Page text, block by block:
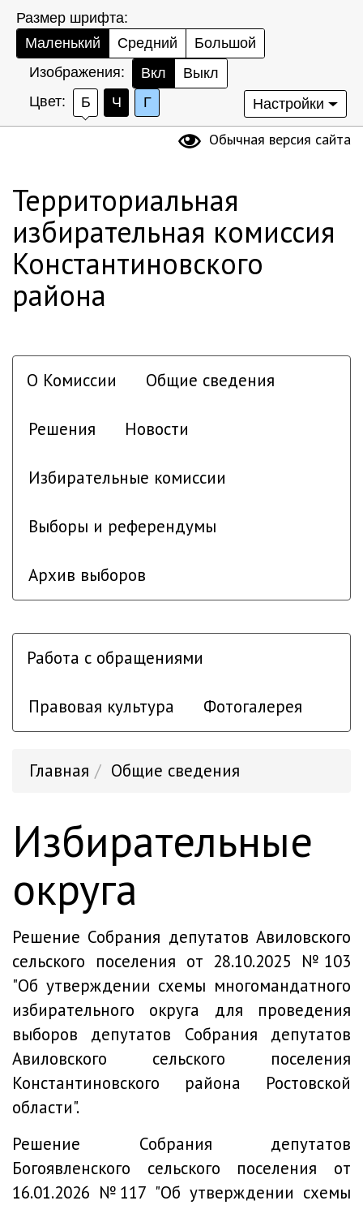
Размер шрифта:
Маленький
Средний
Большой
Изображения:
Вкл
Выкл
Цвет:
Б Ч Г Настройки
Обычная версия сайта
Территориальная
избирательная комиссия
Константиновского
района
О Комиссии Общие сведения
Решения Новости
Избирательные комиссии
Выборы и референдумы
Архив выборов
Работа с обращениями
Правовая культура Фотогалерея
Главная Общие сведения
Избирательные
округа
Решение Собрания депутатов Авиловского
сельского поселения от 28.10.2025 №103
"Об утверждении схемы многомандатного
избирательного округа для проведения
выборов депутатов Собрания депутатов
Авиловского сельского поселения
Константиновского района Ростовской
области".
Решение Собрания депутатов
Богоявленского сельского поселения от
16.01.2026 №117 "Об утверждении схемы